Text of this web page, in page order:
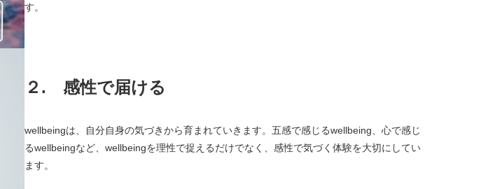
す。
２. 感性で届ける
wellbeingは、自分自身の気づきから育まれていきます。五感で感じるwellbeing、心で感じ
るwellbeingなど、wellbeingを理性で捉えるだけでなく、感性で気づく体験を大切にしてい
ます。